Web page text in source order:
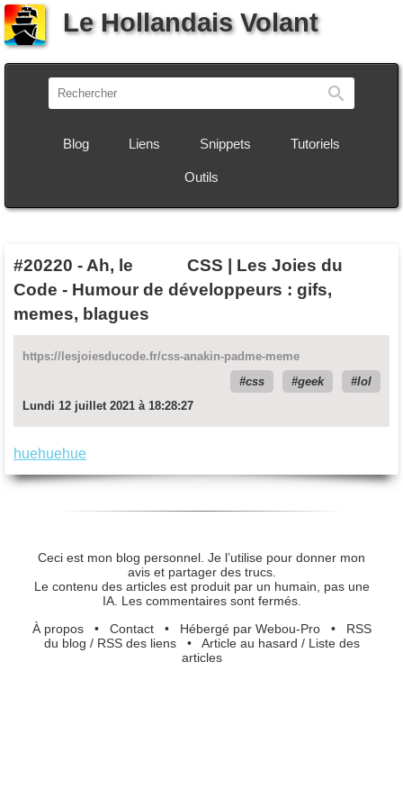
Le Hollandais Volant
Blog Liens Snippets Tutoriels
Outils
#20220 - Ah, le CSS | Les Joies du
Code - Humour de développeurs : gifs,
memes, blagues
https://lesjoiesducode.fr/css-anakin-padme-meme
css
geek
lol
Lundi 12 juillet 2021 à 18:28:27
huehuehue
Ceci est mon blog personnel. Je l’utilise pour donner mon
avis et partager des trucs.
Le contenu des articles est produit par un humain, pas une
IA. Les commentaires sont fermés.
À propos• Contact• Hébergé par Webou-Pro• RSS
du blog / RSS des liens• Article au hasard / Liste des
articles